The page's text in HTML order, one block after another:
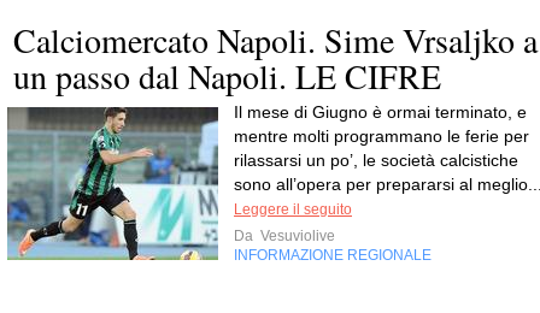
Calciomercato Napoli. Sime Vrsaljko a
un passo dal Napoli. LE CIFRE
Il mese di Giugno è ormai terminato, e
mentre molti programmano le ferie per
rilassarsi un po’, le società calcistiche
sono all’opera per prepararsi al
Leggere il seguito
Da Vesuviolive
INFORMAZIONE REGIONALE